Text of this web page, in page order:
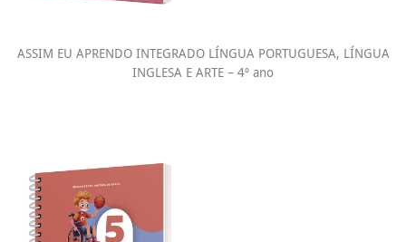
ASSIM EU APRENDO INTEGRADO LÍNGUA PORTUGUESA, LÍNGUA
INGLESA E ARTE – 4º ano